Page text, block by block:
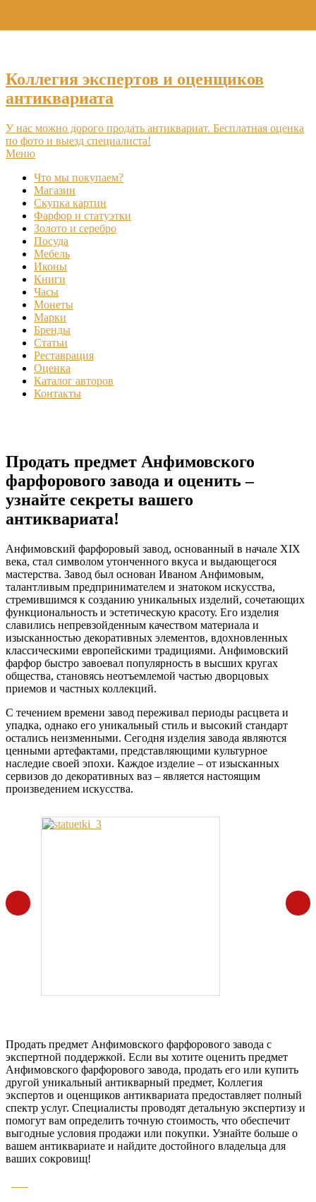
Коллегия экспертов и оценщиков
антиквариата
У нас можно дорого продать антиквариат. Бесплатная оценка
по фото и выезд специалиста!
Меню
Что мы покупаем?
Магазин
Скупка картин
Фарфор и статуэтки
Золото и серебро
Посуда
Мебель
Иконы
Книги
Часы
Монеты
Марки
Бренды
Статьи
Реставрация
Оценка
Каталог авторов
Контакты
Продать предмет Анфимовского
фарфорового завода и оценить –
узнайте секреты вашего
антиквариата!
Анфимовский фарфоровый завод, основанный в начале XIX
века, стал символом утонченного вкуса и выдающегося
мастерства. Завод был основан Иваном Анфимовым,
талантливым предпринимателем и знатоком искусства,
стремившимся к созданию уникальных изделий, сочетающих
функциональность и эстетическую красоту. Его изделия
славились непревзойденным качеством материала и
изысканностью декоративных элементов, вдохновленных
классическими европейскими традициями. Анфимовский
фарфор быстро завоевал популярность в высших кругах
общества, становясь неотъемлемой частью дворцовых
приемов и частных коллекций.
С течением времени завод переживал периоды расцвета и
упадка, однако его уникальный стиль и высокий стандарт
остались неизменными. Сегодня изделия завода являются
ценными артефактами, представляющими культурное
наследие своей эпохи. Каждое изделие – от изысканных
сервизов до декоративных ваз – является настоящим
произведением искусства.
Продать предмет Анфимовского фарфорового завода с
экспертной поддержкой. Если вы хотите оценить предмет
Анфимовского фарфорового завода, продать его или купить
другой уникальный антикварный предмет, Коллегия
экспертов и оценщиков антиквариата предоставляет полный
спектр услуг. Специалисты проводят детальную экспертизу и
помогут вам определить точную стоимость, что обеспечит
выгодные условия продажи или покупки. Узнайте больше о
вашем антиквариате и найдите достойного владельца для
ваших сокровищ!